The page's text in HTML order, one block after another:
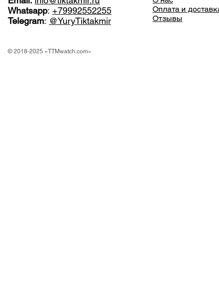
Whatsapp: +79992552255
Telegram: @YuryTiktakmir
Оплата и
Отзывы
© 2018-2025 «TTMwatch.com»